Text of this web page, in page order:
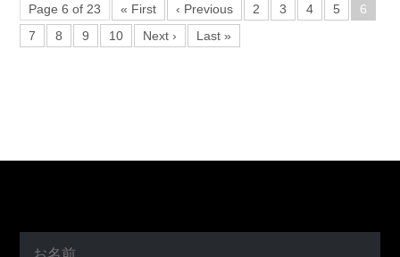
Page 6 of 23 « First ‹ Previous 2 3 4 5
6
7
8 9 10 Next › Last »